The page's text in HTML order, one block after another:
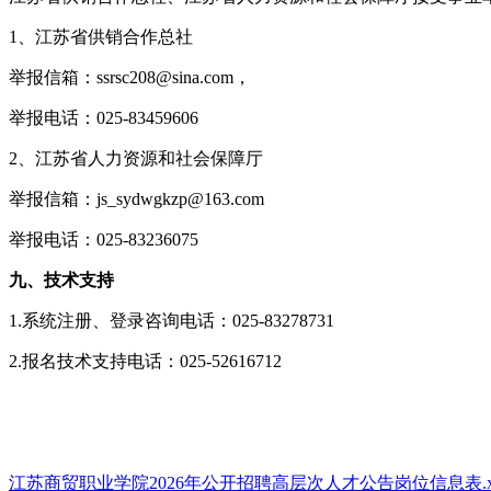
1、江苏省供销合作总社
举报信箱：ssrsc208@sina.com，
举报电话：025-83459606
2、江苏省人力资源和社会保障厅
举报信箱：js_sydwgkzp@163.com
举报电话：025-83236075
九、技术支持
1.系统注册、登录咨询电话：025-83278731
2.报名技术支持电话：025-52616712
江苏商贸职业学院2026年公开招聘高层次人才公告岗位信息表